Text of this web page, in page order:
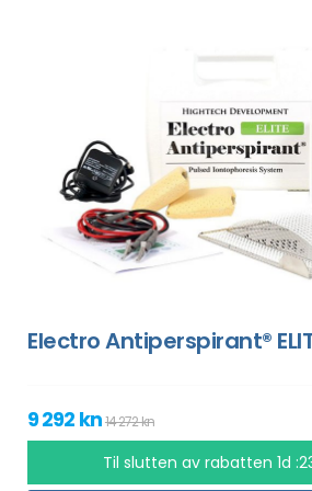
Electro Antiperspirant®
9 292 kn14 272 kn
Til slutten av rabatten 1d